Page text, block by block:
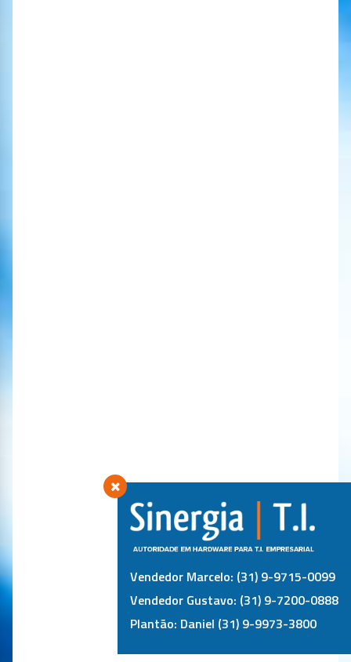
Vendedor Marcelo: (31) 9-9715-0099
Vendedor Gustavo: (31) 9-7200-0888
Plantão: Daniel (31) 9-9973-3800